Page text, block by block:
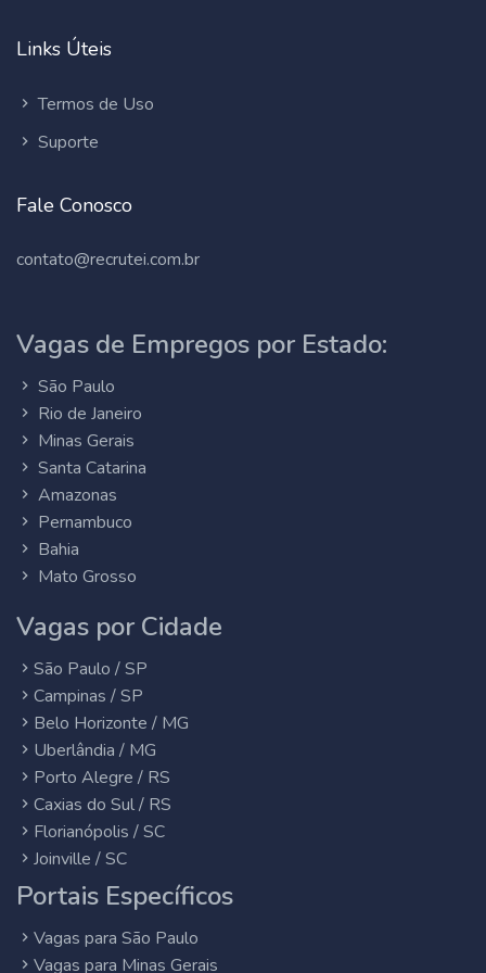
Links Úteis
Termos de Uso
Suporte
Fale Conosco
contato@recrutei.com.br
Vagas de Empregos por Estado:
São Paulo
Rio de Janeiro
Minas Gerais
Santa Catarina
Amazonas
Pernambuco
Bahia
Mato Grosso
Vagas por Cidade
São Paulo / SP
Campinas / SP
Belo Horizonte / MG
Uberlândia / MG
Porto Alegre / RS
Caxias do Sul / RS
Florianópolis / SC
Joinville / SC
Portais Específicos
Vagas para São Paulo
Vagas para Minas Gerais